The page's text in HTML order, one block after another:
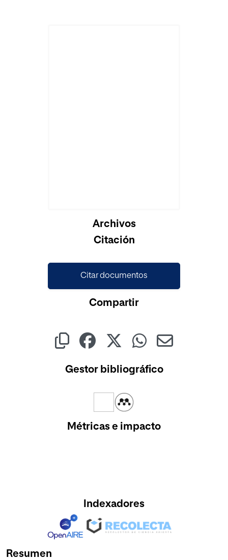
Archivos
Citación
Citar documentos
Compartir
Gestor bibliográfico
Métricas e impacto
Indexadores
Resumen